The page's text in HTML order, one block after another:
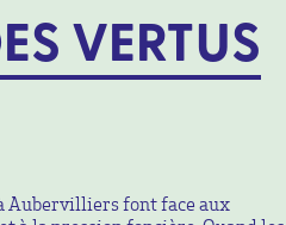
VERTUS
Aubervilliers font face aux